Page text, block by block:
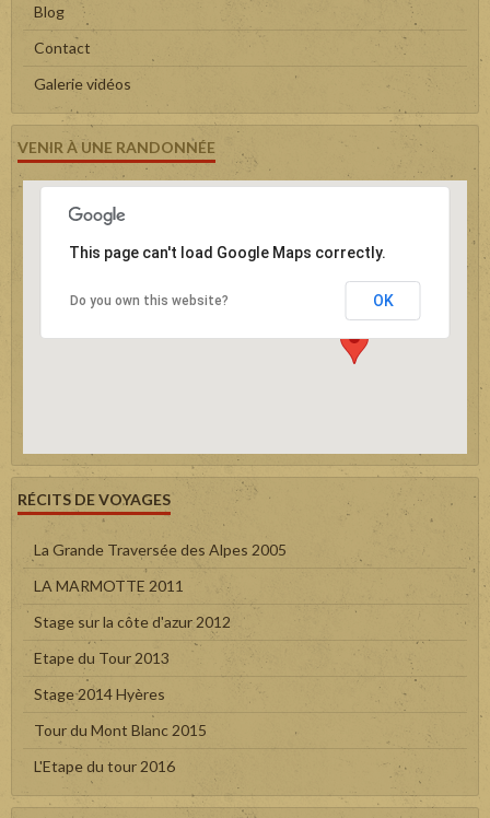
Blog
Contact
Galerie vidéos
VENIR À UNE RANDONNÉE
This page can't load Google Maps correctly.
Do you own this website? OK
RÉCITS DE VOYAGES
La Grande Traversée des Alpes 2005
LA MARMOTTE 2011
Stage sur la côte d'azur 2012
Etape du Tour 2013
Stage 2014 Hyères
Tour du Mont Blanc 2015
L'Etape du tour 2016